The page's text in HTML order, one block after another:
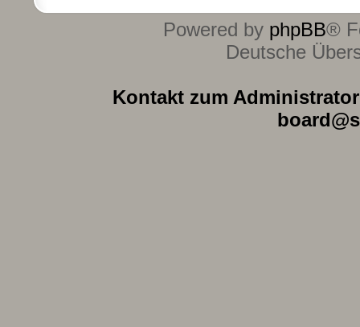
Powered by phpBB®
Deutsche
Kontakt zum